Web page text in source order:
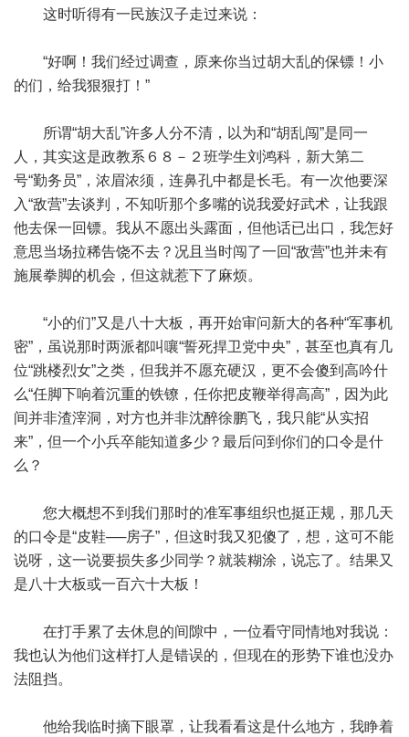
这时听得有一民族汉子走过来说：
“好啊！我们经过调查，原来你当过胡大乱的保镖！小
的们，给我狠狠打！”
所谓“胡大乱”许多人分不清，以为和“胡乱闯”是同一
人，其实这是政教系６８－２班学生刘鸿科，新大第二
号“勤务员”，浓眉浓须，连鼻孔中都是长毛。有一次他要深
入“敌营”去谈判，不知听那个多嘴的说我爱好武术，让我跟
他去保一回镖。我从不愿出头露面，但他话已出口，我怎好
意思当场拉稀告饶不去？况且当时闯了一回“敌营”也并未有
施展拳脚的机会，但这就惹下了麻烦。
“小的们”又是八十大板，再开始审问新大的各种“军事机
密”，虽说那时两派都叫嚷“誓死捍卫党中央”，甚至也真有几
位“跳楼烈女”之类，但我并不愿充硬汉，更不会傻到高吟什
么“任脚下响着沉重的铁镣，任你把皮鞭举得高高”，因为此
间并非渣滓洞，对方也并非沈醉徐鹏飞，我只能“从实招
来”，但一个小兵卒能知道多少？最后问到你们的口令是什
么？
您大概想不到我们那时的准军事组织也挺正规，那几天
的口令是“皮鞋──房子”，但这时我又犯傻了，想，这可不能
说呀，这一说要损失多少同学？就装糊涂，说忘了。结果又
是八十大板或一百六十大板！
在打手累了去休息的间隙中，一位看守同情地对我说：
我也认为他们这样打人是错误的，但现在的形势下谁也没办
法阻挡。
他给我临时摘下眼罩，让我看看这是什么地方，我睁着